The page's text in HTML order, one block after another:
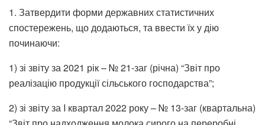
1. Затвердити форми державних статистичних
спостережень, що додаються, та ввести їх у дію
починаючи:
1) зі звіту за 2021 рік – № 21-заг (річна) “Звіт про
реалізацію продукції сільського господарства”;
2) зі звіту за I квартал 2022 року – № 13-заг (квартальна)